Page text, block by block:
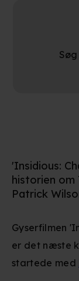
'Insidious:
historien om
Patrick
Gyserfilmen
er det næste
startede med